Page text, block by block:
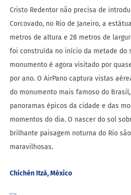
Cristo Redentor não precisa de
Corcovado, no Rio de Janeiro, a
metros de altura e 28 metros de
foi construída no início da metade do
monumento é agora visitado por
por ano. O AirPano captura vistas
do monumento mais famoso do
panoramas épicos da cidade e das
momentos do dia. O nascer do sol
brilhante paisagem noturna do Rio
maravilhosas.
Chichén Itzá, México